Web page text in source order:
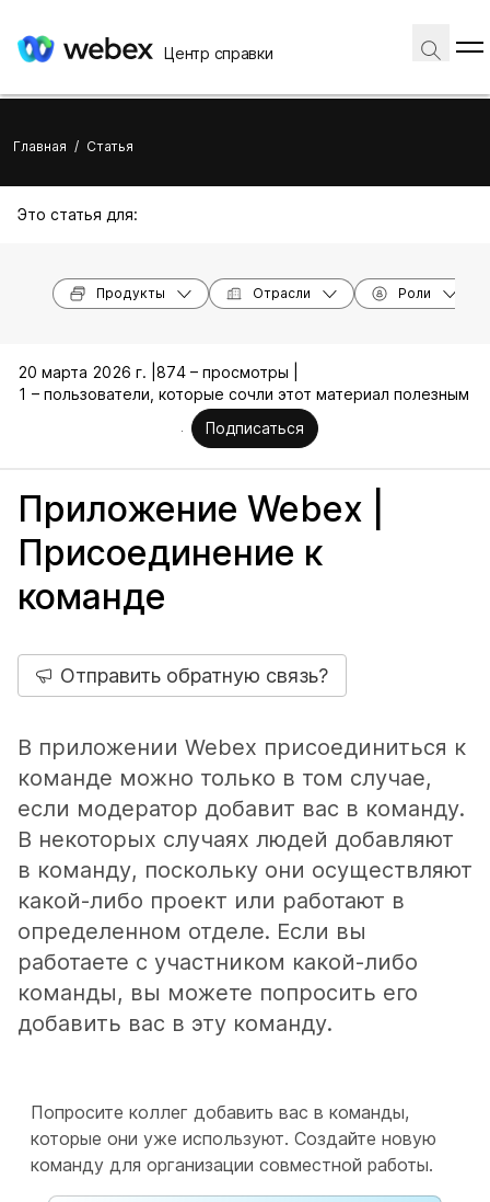
Центр справки
Главная / Статья
Это статья для:
Продукты Отрасли Роли
20 марта 2026 г. | 874 – просмотры |
1 – пользователи, которые сочли этот материал полезным
Подписаться
Приложение Webex |
Присоединение к
команде
Отправить обратную связь?
В приложении Webex присоединиться к
команде можно только в том случае,
если модератор добавит вас в команду.
В некоторых случаях людей добавляют
в команду, поскольку они осуществляют
какой-либо проект или работают в
определенном отделе. Если вы
работаете с участником какой-либо
команды, вы можете попросить его
добавить вас в эту команду.
Попросите коллег добавить вас в команды,
которые они уже используют. Создайте новую
команду для организации совместной работы.